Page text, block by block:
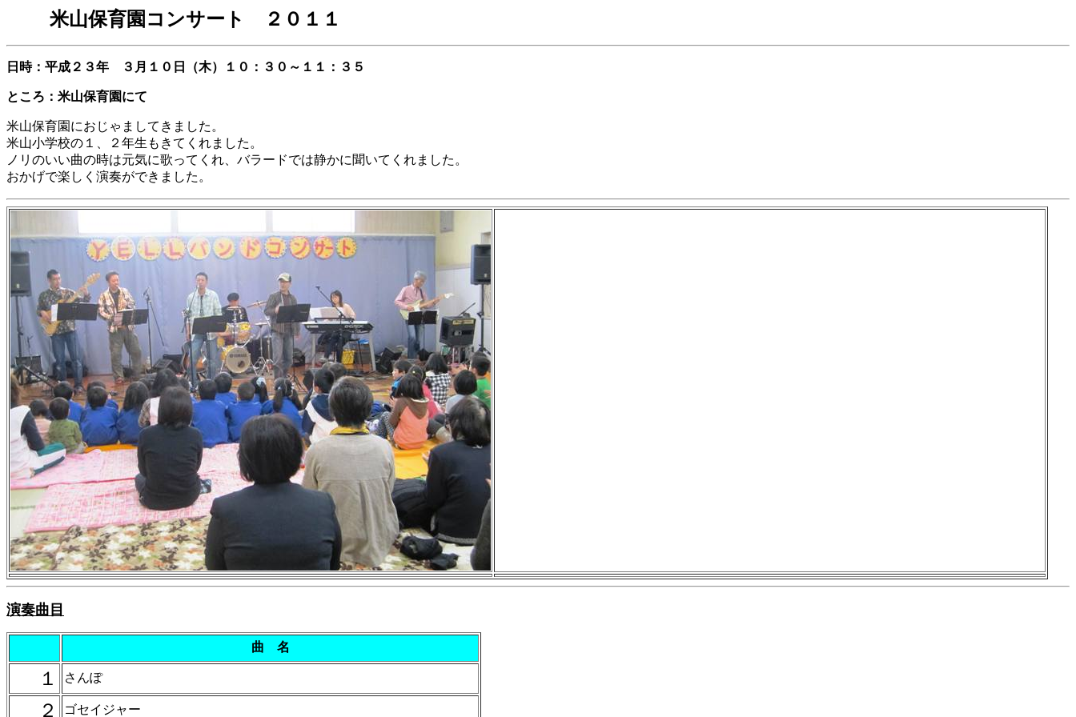
米山保育園コンサート ２０１１
日時：平成２３年 ３月１０日（木）１０：３０～１１：３５
ところ：米山保育園にて
米山保育園におじゃましてきました。
米山小学校の１、２年生もきてくれました。
ノリのいい曲の時は元気に歌ってくれ、バラードでは静かに聞いてくれました。
おかげで楽しく演奏ができました。
演奏曲目
曲 名
１ さんぽ
２ ゴセイジャー